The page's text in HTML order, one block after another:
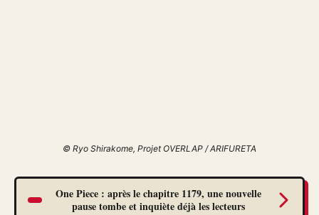
© Ryo Shirakome, Projet OVERLAP / ARIFURETA
One Piece : après le chapitre 1179, une nouvelle
pause tombe et inquiète déjà les lecteurs